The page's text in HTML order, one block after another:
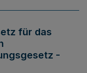
für das
-